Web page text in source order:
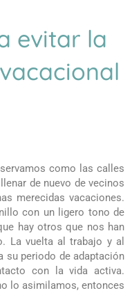
evitar la
como las calles
de nuevo de vecinos
merecidas vacaciones.
con un ligero tono de
hay otros que nos han
La vuelta al trabajo y al
su periodo de adaptación
con la vida activa.
lo asimilamos, entonces